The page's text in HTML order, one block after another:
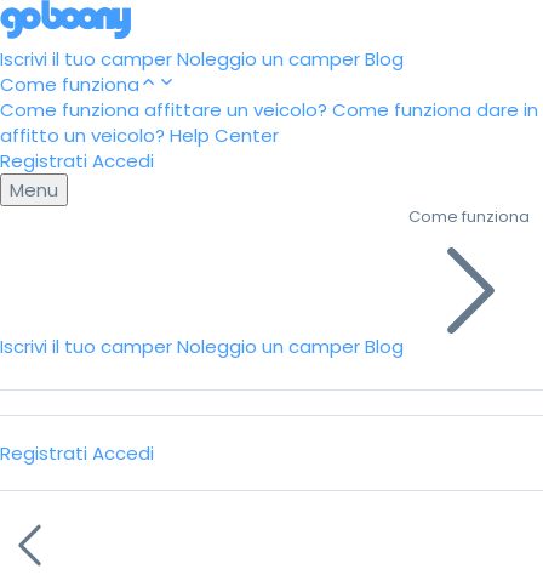
Iscrivi il tuo camperNoleggio un camperBlog
Come funziona
Come funziona affittare un veicolo? Come funziona dare in
affitto un veicolo? Help Center
Registrati Accedi
Menu
Iscrivi il tuo camperNoleggio un camperBlog
Come funziona
Registrati Accedi